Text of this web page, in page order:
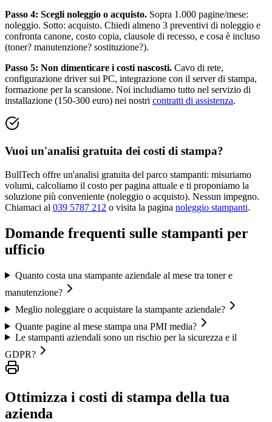
Passo 4: Scegli noleggio o acquisto. Sopra 1.000 pagine/mese:
noleggio. Sotto: acquisto. Chiedi almeno 3 preventivi di noleggio e
confronta canone, costo copia, clausole di recesso, e cosa è incluso
(toner? manutenzione? sostituzione?).
Passo 5: Non dimenticare i costi nascosti. Cavo di rete,
configurazione driver sui PC, integrazione con il server di stampa,
formazione per la scansione. Noi includiamo tutto nel servizio di
installazione (150-300 euro) nei nostri contratti di assistenza.
Vuoi un'analisi gratuita dei costi di stampa?
BullTech offre un'analisi gratuita del parco stampanti: misuriamo
volumi, calcoliamo il costo per pagina attuale e ti proponiamo la
soluzione più conveniente (noleggio o acquisto). Nessun impegno.
Chiamaci al 039 5787 212 o visita la pagina noleggio stampanti.
Domande frequenti sulle stampanti per
ufficio
Quanto costa una stampante aziendale al mese tra toner e
manutenzione?
Meglio noleggiare o acquistare la stampante aziendale?
Quante pagine al mese stampa una PMI media?
Le stampanti aziendali sono un rischio per la sicurezza e il
GDPR?
Ottimizza i costi di stampa della tua
azienda